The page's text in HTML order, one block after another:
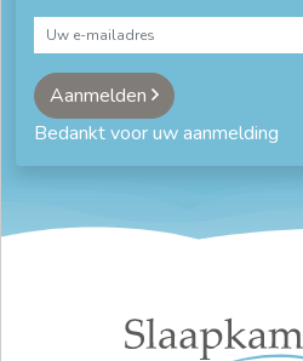
Aanmelden
Bedankt voor uw aanmelding